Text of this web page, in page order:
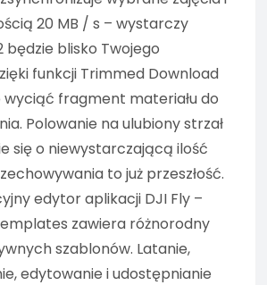
20 MB / s – wystarczy
będzie blisko Twojego
funkcji Trimmed Download
wyciąć fragment materiału do
Polowanie na ulubiony strzał
się o niewystarczającą ilość
to już przeszłość.
edytor aplikacji DJI Fly –
zawiera różnorodny
szablonów. Latanie,
edytowanie i udostępnianie